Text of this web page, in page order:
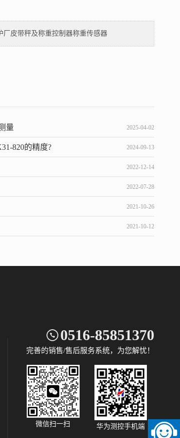
厂皮带秤及称重控制器称重传感器
量 2025-04-02
820的精度? 2024-09-13
2022-12-14
2022-07-28
2021-10-26
2021-10-12
0516-85851370
完善的销售/售后服务系统，为您解忧！
微信扫一扫 华为测控手机端